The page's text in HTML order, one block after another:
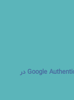
اتنتیکیتور اپل بهترین جایگزین برای Google Authenticator در